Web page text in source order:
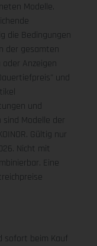
Modelle.
die Bedingungen
der gesamten
Anzeigen
und
und
Modelle der
Gültig nur
Nicht mit
Eine
sofort beim Kauf